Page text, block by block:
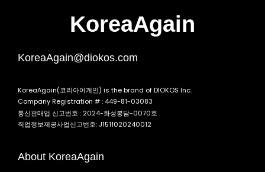
KoreaAgain
KoreaAgain@diokos.com
KoreaAgain(코리아어게인) is the brand of DIOKOS Inc.
Company Registration # : 449-81-03083
통신판매업 신고번호 : 2024-화성봉담-0070호
직업정보제공사업신고번호: J1511020240012
About KoreaAgain